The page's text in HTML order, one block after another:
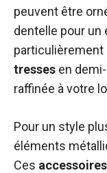
peuvent être
dentelle pour
particulièrement
tresses en
raffinée à votre
Pour un style
éléments
Ces accessoires